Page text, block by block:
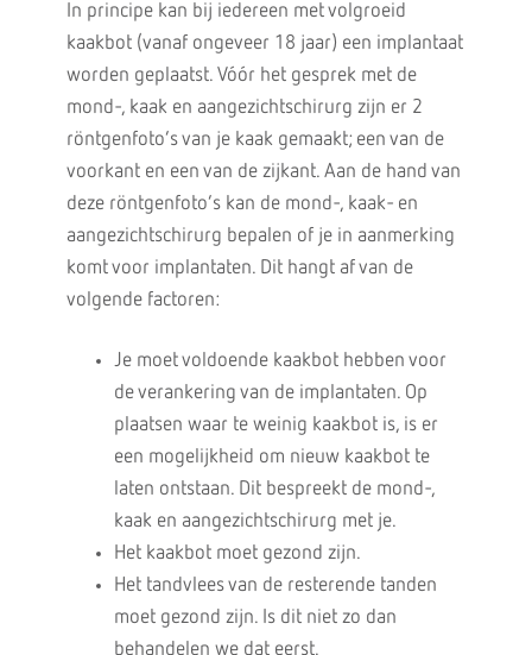
In principe kan bij iedereen met volgroeid
kaakbot (vanaf ongeveer 18 jaar) een implantaat
worden geplaatst. Vóór het gesprek met de
mond-, kaak en aangezichtschirurg zijn er 2
röntgenfoto’s van je kaak gemaakt; een van de
voorkant en een van de zijkant. Aan de hand van
deze röntgenfoto’s kan de mond-, kaak- en
aangezichtschirurg bepalen of je in aanmerking
komt voor implantaten. Dit hangt af van de
volgende factoren:
Je moet voldoende kaakbot hebben voor
de verankering van de implantaten. Op
plaatsen waar te weinig kaakbot is, is er
een mogelijkheid om nieuw kaakbot te
laten ontstaan. Dit bespreekt de mond-,
kaak en aangezichtschirurg met je.
Het kaakbot moet gezond zijn.
Het tandvlees van de resterende tanden
moet gezond zijn. Is dit niet zo dan
behandelen we dat eerst.